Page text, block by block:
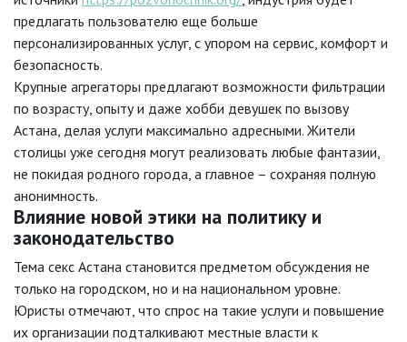
предлагать пользователю еще больше
персонализированных услуг, с упором на сервис, комфорт и
безопасность.
Крупные агрегаторы предлагают возможности фильтрации
по возрасту, опыту и даже хобби девушек по вызову
Астана, делая услуги максимально адресными. Жители
столицы уже сегодня могут реализовать любые фантазии,
не покидая родного города, а главное – сохраняя полную
анонимность.
Влияние новой этики на политику и
законодательство
Тема секс Астана становится предметом обсуждения не
только на городском, но и на национальном уровне.
Юристы отмечают, что спрос на такие услуги и повышение
их организации подталкивают местные власти к